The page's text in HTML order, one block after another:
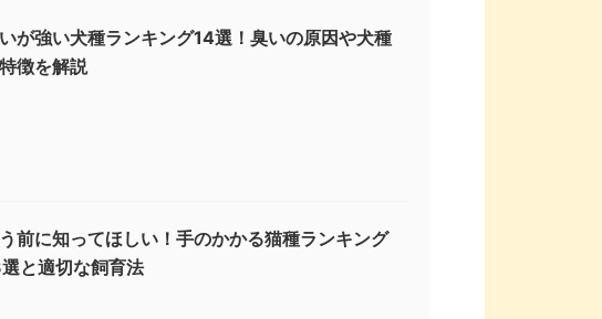
が強い犬種ランキング14選！臭いの原因や犬種
徴を解説
前に知ってほしい！手のかかる猫種ランキング
と適切な飼育法